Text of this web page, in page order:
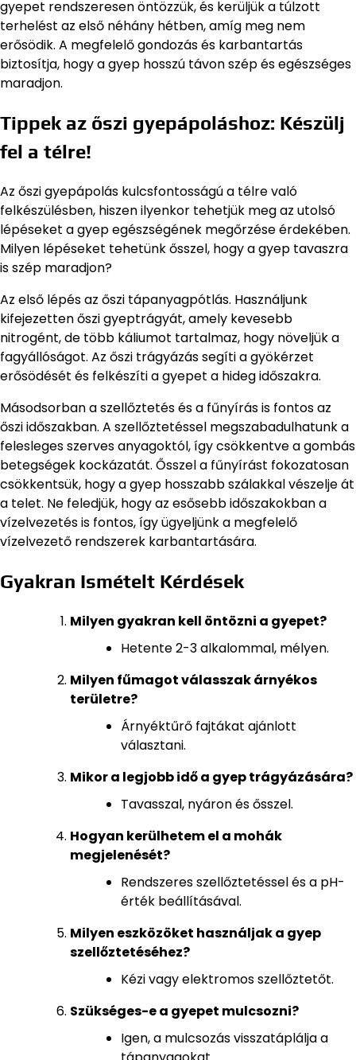
gyepet rendszeresen öntözzük, és kerüljük a túlzott
terhelést az első néhány hétben, amíg meg nem
erősödik. A megfelelő gondozás és karbantartás
biztosítja, hogy a gyep hosszú távon szép és egészséges
maradjon.
Tippek az őszi gyepápoláshoz: Készülj
fel a télre!
Az őszi gyepápolás kulcsfontosságú a télre való
felkészülésben, hiszen ilyenkor tehetjük meg az utolsó
lépéseket a gyep egészségének megőrzése érdekében.
Milyen lépéseket tehetünk ősszel, hogy a gyep tavaszra
is szép maradjon?
Az első lépés az őszi tápanyagpótlás. Használjunk
kifejezetten őszi gyeptrágyát, amely kevesebb
nitrogént, de több káliumot tartalmaz, hogy növeljük a
fagyállóságot. Az őszi trágyázás segíti a gyökérzet
erősödését és felkészíti a gyepet a hideg időszakra.
Másodsorban a szellőztetés és a fűnyírás is fontos az
őszi időszakban. A szellőztetéssel megszabadulhatunk a
felesleges szerves anyagoktól, így csökkentve a gombás
betegségek kockázatát. Ősszel a fűnyírást fokozatosan
csökkentsük, hogy a gyep hosszabb szálakkal vészelje át
a telet. Ne feledjük, hogy az esősebb időszakokban a
vízelvezetés is fontos, így ügyeljünk a megfelelő
vízelvezető rendszerek karbantartására.
Gyakran Ismételt Kérdések
Milyen gyakran kell öntözni a gyepet?
Hetente 2-3 alkalommal, mélyen.
Milyen fűmagot válasszak árnyékos
területre?
Árnyéktűrő fajtákat ajánlott
választani.
Mikor a legjobb idő a gyep trágyázására?
Tavasszal, nyáron és ősszel.
Hogyan kerülhetem el a mohák
megjelenését?
Rendszeres szellőztetéssel és a pH-
érték beállításával.
Milyen eszközöket használjak a gyep
szellőztetéséhez?
Kézi vagy elektromos szellőztetőt.
Szükséges-e a gyepet mulcsozni?
Igen, a mulcsozás visszatáplálja a